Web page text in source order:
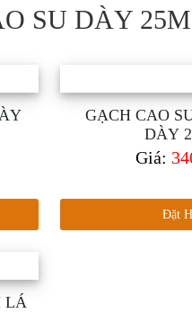
SU DÀY
GẠCH CAO
DÀY
Giá:
Đặt
LÁ